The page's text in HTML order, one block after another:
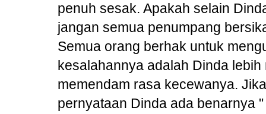
penuh sesak. Apakah selain
jangan semua penumpang
Semua orang berhak untuk
kesalahannya adalah Dinda
memendam rasa kecewanya.
pernyataan Dinda ada benarnya